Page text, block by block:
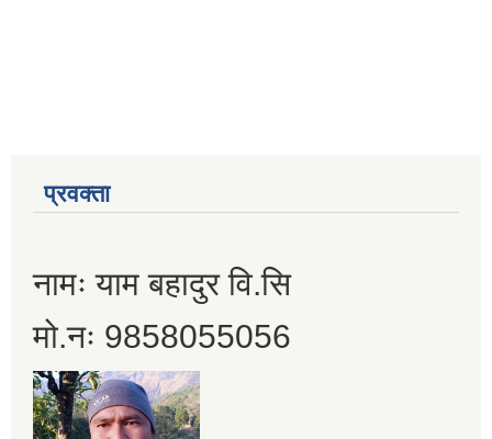
प्रवक्ता
नामः याम बहादुर वि.सि
मो.नः 9858055056